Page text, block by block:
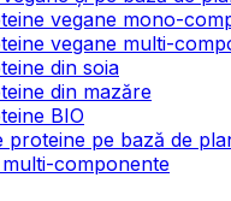
vegane mono-
vegane multi-
din soia
din mazăre
BIO
proteine pe bază de
componente